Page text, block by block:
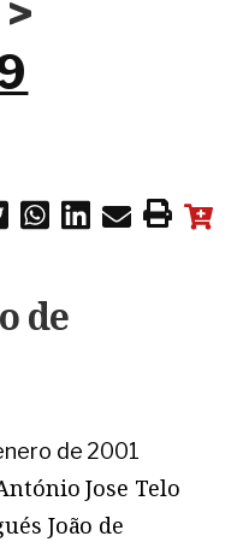
de
de 2001
Jose Telo
João de